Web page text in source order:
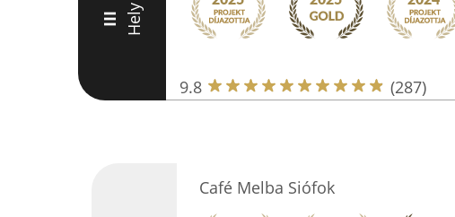
III Hely
9.8 (287)
Café Melba Siófok